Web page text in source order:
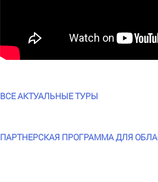
ВСЕ АКТУАЛЬНЫЕ ТУРЫ
ПАРТНЕРСКАЯ ПРОГРАММА ДЛЯ